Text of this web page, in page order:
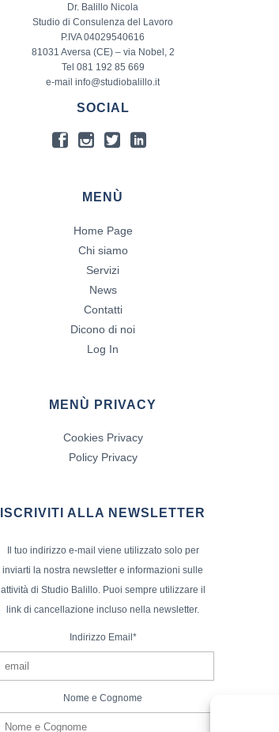
Dr. Balillo Nicola
Studio di Consulenza del Lavoro
P.IVA 04029540616
81031 Aversa (CE) – via Nobel, 2
Tel 081 192 85 669
e-mail info@studiobalillo.it
SOCIAL
MENÙ
Home Page
Chi siamo
Servizi
News
Contatti
Dicono di noi
Log In
MENÙ PRIVACY
Cookies Privacy
Policy Privacy
ISCRIVITI ALLA NEWSLETTER
Il tuo indirizzo e-mail viene utilizzato solo per
inviarti la nostra newsletter e informazioni sulle
attività di Studio Balillo. Puoi sempre utilizzare il
link di cancellazione incluso nella newsletter.
Indirizzo Email*
Nome e Cognome